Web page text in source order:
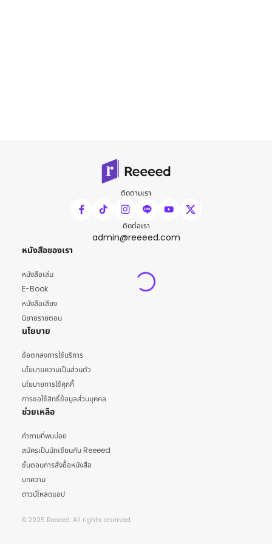
ติดตามเรา
ติดต่อเรา
admin@reeeed.com
หนังสือของเรา
หนังสือเล่ม
E-Book
หนังสือเสียง
นิยายรายตอน
นโยบาย
ข้อตกลงการใช้บริการ
นโยบายความเป็นส่วนตัว
นโยบายการใช้คุกกี้
การขอใช้สิทธิ์ข้อมูลส่วนบุคคล
ช่วยเหลือ
คำถามที่พบบ่อย
สมัครเป็นนักเขียนกับ Reeeed
ขั้นตอนการสั่งซื้อหนังสือ
บทความ
ดาวน์โหลดแอป
© 2025 Reeeed. All rights reserved.